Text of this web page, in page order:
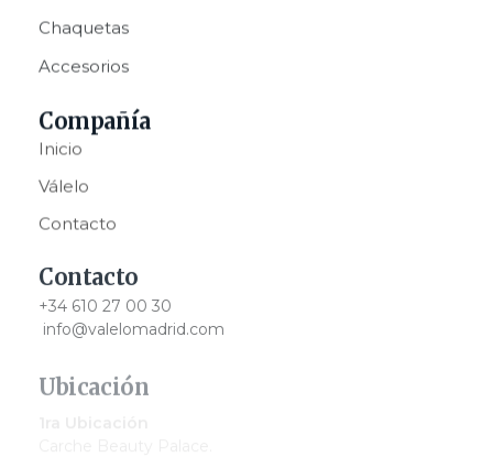
Chaquetas
Accesorios
Compañía
Inicio
Válelo
Contacto
Contacto
+34 610 27 00 30
info@valelomadrid.com
Ubicación
1ra Ubicación